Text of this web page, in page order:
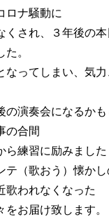
ロナ騒動に
され、３年後の本
。
ってしまい、気力
演奏会になるかも
の合間
練習に励みました
（歌おう）懐かし
歌われなくなった
お届け致します。